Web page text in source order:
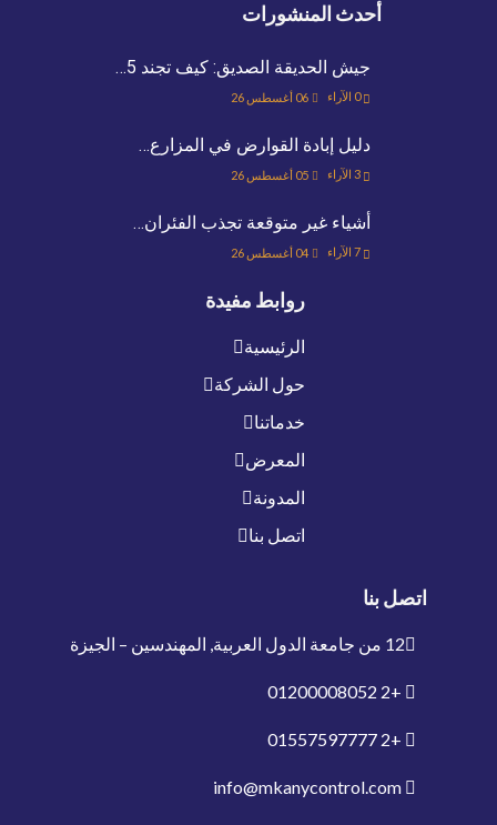
أحدث المنشورات
جيش الحديقة الصديق: كيف تجند 5…
06 أغسطس 26 0 الآراء
دليل إبادة القوارض في المزارع…
05 أغسطس 26 الآراء
أشياء غير متوقعة تجذب الفئران…
04 أغسطس 26 الآراء
روابط مفيدة
الرئيسية
حول الشركة
خدماتنا
المعرض
المدونة
اتصل بنا
اتصل بنا
12 من جامعة الدول العربية, المهندسين – الجيزة
+2
01200008052
+2
01557597777